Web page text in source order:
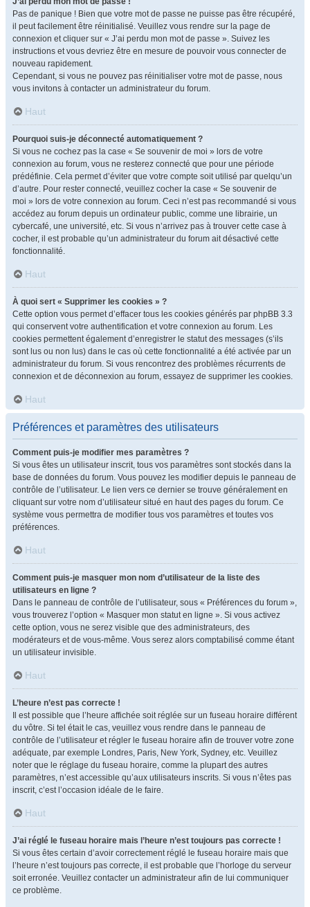
Pas de panique ! Bien que votre mot de passe ne puisse pas être récupéré,
il peut facilement être réinitialisé. Veuillez vous rendre sur la page de
connexion et cliquer sur « J’ai perdu mon mot de passe ». Suivez les
instructions et vous devriez être en mesure de pouvoir vous connecter de
nouveau rapidement.
Cependant, si vous ne pouvez pas réinitialiser votre mot de passe, nous
vous invitons à contacter un administrateur du forum.
Haut
Pourquoi suis-je déconnecté automatiquement ?
Si vous ne cochez pas la case « Se souvenir de moi » lors de votre
connexion au forum, vous ne resterez connecté que pour une période
prédéfinie. Cela permet d’éviter que votre compte soit utilisé par quelqu’un
d’autre. Pour rester connecté, veuillez cocher la case « Se souvenir de
moi » lors de votre connexion au forum. Ceci n’est pas recommandé si vous
accédez au forum depuis un ordinateur public, comme une librairie, un
cybercafé, une université, etc. Si vous n’arrivez pas à trouver cette case à
cocher, il est probable qu’un administrateur du forum ait désactivé cette
fonctionnalité.
Haut
À quoi sert « Supprimer les cookies » ?
Cette option vous permet d’effacer tous les cookies générés par phpBB 3.3
qui conservent votre authentification et votre connexion au forum. Les
cookies permettent également d’enregistrer le statut des messages (s’ils
sont lus ou non lus) dans le cas où cette fonctionnalité a été activée par un
administrateur du forum. Si vous rencontrez des problèmes récurrents de
connexion et de déconnexion au forum, essayez de supprimer les cookies.
Haut
Préférences et paramètres des utilisateurs
Comment puis-je modifier mes paramètres ?
Si vous êtes un utilisateur inscrit, tous vos paramètres sont stockés dans la
base de données du forum. Vous pouvez les modifier depuis le panneau de
contrôle de l’utilisateur. Le lien vers ce dernier se trouve généralement en
cliquant sur votre nom d’utilisateur situé en haut des pages du forum. Ce
système vous permettra de modifier tous vos paramètres et toutes vos
préférences.
Haut
Comment puis-je masquer mon nom d’utilisateur de la liste des
utilisateurs en ligne ?
Dans le panneau de contrôle de l’utilisateur, sous « Préférences du forum »,
vous trouverez l’option « Masquer mon statut en ligne ». Si vous activez
cette option, vous ne serez visible que des administrateurs, des
modérateurs et de vous-même. Vous serez alors comptabilisé comme étant
un utilisateur invisible.
Haut
L’heure n’est pas correcte !
Il est possible que l’heure affichée soit réglée sur un fuseau horaire différent
du vôtre. Si tel était le cas, veuillez vous rendre dans le panneau de
contrôle de l’utilisateur et régler le fuseau horaire afin de trouver votre zone
adéquate, par exemple Londres, Paris, New York, Sydney, etc. Veuillez
noter que le réglage du fuseau horaire, comme la plupart des autres
paramètres, n’est accessible qu’aux utilisateurs inscrits. Si vous n’êtes pas
inscrit, c’est l’occasion idéale de le faire.
Haut
J’ai réglé le fuseau horaire mais l’heure n’est toujours pas correcte !
Si vous êtes certain d’avoir correctement réglé le fuseau horaire mais que
l’heure n’est toujours pas correcte, il est probable que l’horloge du serveur
soit erronée. Veuillez contacter un administrateur afin de lui communiquer
ce problème.